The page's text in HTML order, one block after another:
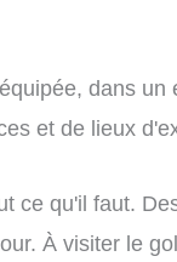
dans un
et de lieux
ce qu'il faut.
À visiter le